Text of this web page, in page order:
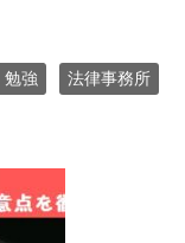
勉強 法律事務所